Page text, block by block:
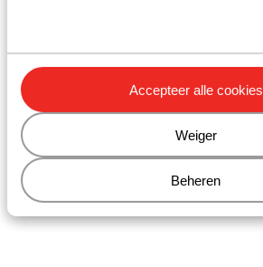
Accepteer alle cookies
Weiger
Beheren
Bekijk